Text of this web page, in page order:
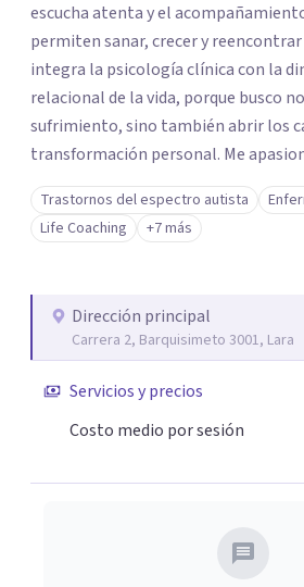
escucha atenta y el
permiten sanar, crecer y
integra la psicología clínica con la
relacional de la vida, porque busco
sufrimiento, sino también abrir los
transformación personal. Me
procesos de duelo, ansiedad y crisis
una mirada empática,
persona. En cada terapia abordamos
experiencia.
Trastornos del espectro autista
Life Coaching
+7 más
Dirección principal
Carrera 2, Barquisimeto 3001, Lara
Servicios y precios
Costo medio por sesión